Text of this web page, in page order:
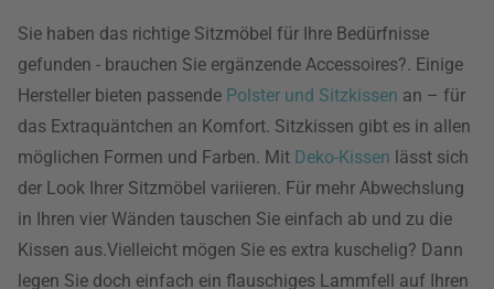
Sie haben das richtige Sitzmöbel für Ihre Bedürfnisse
gefunden - brauchen Sie ergänzende Accessoires?. Einige
Hersteller bieten passende Polster und Sitzkissen an – für
das Extraquäntchen an Komfort. Sitzkissen gibt es in allen
möglichen Formen und Farben. Mit Deko-Kissen lässt sich
der Look Ihrer Sitzmöbel variieren. Für mehr Abwechslung
in Ihren vier Wänden tauschen Sie einfach ab und zu die
Kissen aus.Vielleicht mögen Sie es extra kuschelig? Dann
legen Sie doch einfach ein flauschiges Lammfell auf Ihren